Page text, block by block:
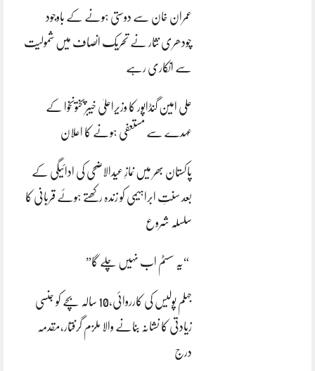
عمران خان سے دوستی ہونے کے باوجود
چودھری نثار نے تحریک انصاف میں شمولیت
سے انکاری رہے
علی امین گنڈاپور کا وزیراعلیٰ خیبرپختونخوا کے
عہدے سے مستعفی ہونے کا اعلان
پاکستان بھر میں نمازِ عیدالاضحی کی ادائیگی کے
بعد سنتِ ابراہیمی کو زندہ رکھتے ہوئے قربانی کا
سلسلہ شروع
“یہ سسٹم اب نہیں چلے گا”
جہلم پولیس کی کارروائی،10 سالہ بچے کو جنسی
زیادتی کا نشانہ بنانے والا ملزم گرفتار،مقدمہ
درج